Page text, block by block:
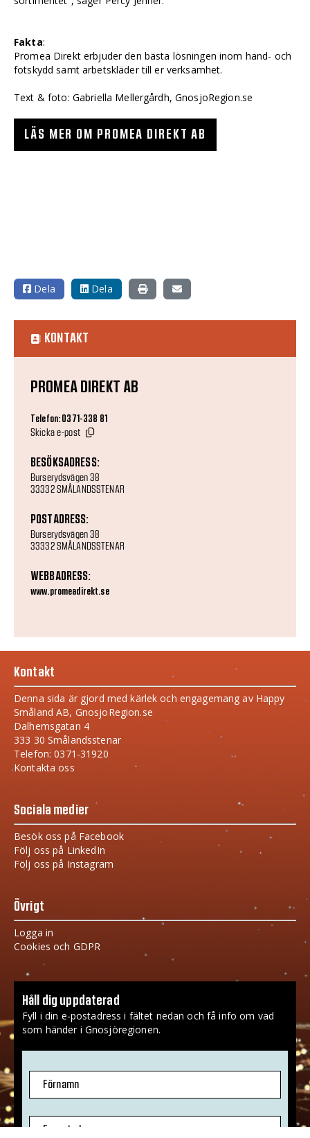
Fakta:
Promea Direkt erbjuder den bästa lösningen inom hand- och
fotskydd samt arbetskläder till er verksamhet.
Text & foto: Gabriella Mellergårdh, GnosjoRegion.se
LÄS MER OM PROMEA DIREKT AB
Dela Dela
KONTAKT
PROMEA DIREKT AB
Telefon: 0371-338 81
Skicka e-post
BESÖKSADRESS:
Burserydsvägen 38
33332 SMÅLANDSSTENAR
POSTADRESS:
Burserydsvägen 38
33332 SMÅLANDSSTENAR
WEBBADRESS:
www.promeadirekt.se
Kontakt
Denna sida är gjord med kärlek och engagemang av Happy
Småland AB, GnosjoRegion.se
Dalhemsgatan 4
333 30 Smålandsstenar
Telefon: 0371-31920
Kontakta oss
Sociala medier
Besök oss på Facebook
Följ oss på LinkedIn
Följ oss på Instagram
Övrigt
Logga in
Cookies och GDPR
Håll dig uppdaterad
Fyll i din e-postadress i fältet nedan och få info om vad
som händer i Gnosjöregionen.
Förnamn
E-postadress